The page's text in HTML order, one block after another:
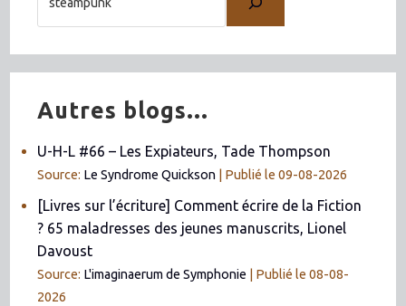
Autres blogs...
U-H-L #66 – Les Expiateurs, Tade Thompson
Source: Le Syndrome Quickson Publié le 09-08-2026
[Livres sur l’écriture] Comment écrire de la Fiction
? 65 maladresses des jeunes manuscrits, Lionel
Davoust
Source: L'imaginaerum de Symphonie
Publié le 08-08-
2026